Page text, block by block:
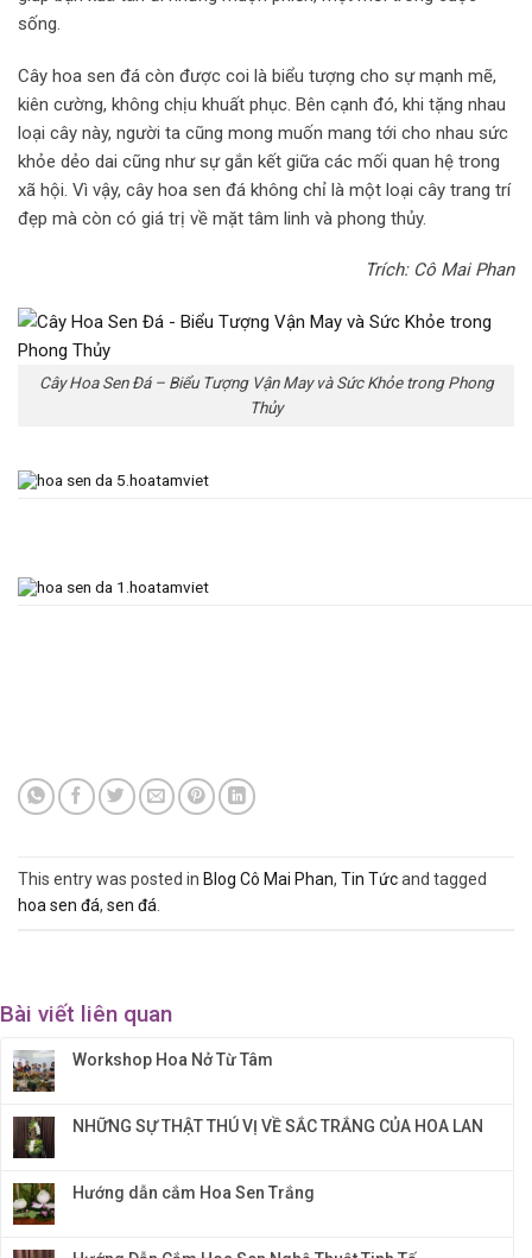
sống.
Cây hoa sen đá còn được coi là biểu tượng cho sự mạnh mẽ,
kiên cường, không chịu khuất phục. Bên cạnh đó, khi tặng nhau
loại cây này, người ta cũng mong muốn mang tới cho nhau sức
khỏe dẻo dai cũng như sự gắn kết giữa các mối quan hệ trong
xã hội. Vì vậy, cây hoa sen đá không chỉ là một loại cây trang trí
đẹp mà còn có giá trị về mặt tâm linh và phong thủy.
Trích: Cô Mai Phan
Cây Hoa Sen Đá – Biểu Tượng Vận May và Sức Khỏe trong Phong
Thủy
This entry was posted in Blog Cô Mai Phan, Tin Tứcand tagged
hoa sen đá, sen đá.
Bài viết liên quan
Workshop Hoa Nở Từ Tâm
NHỮNG SỰ THẬT THÚ VỊ VỀ SẮC TRẮNG CỦA HOA LAN
Hướng dẫn cắm Hoa Sen Trắng